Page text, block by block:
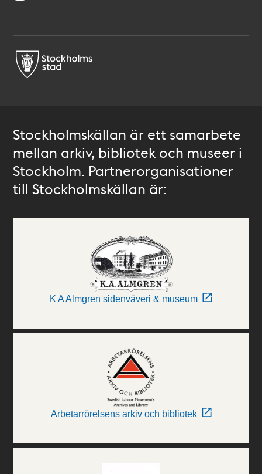
Stockholmskällan är ett samarbete
mellan arkiv, bibliotek och museer i
Stockholm. Partnerorganisationer
till Stockholmskällan är:
K A Almgren sidenväveri & museum
Arbetarrörelsens arkiv och bibliotek